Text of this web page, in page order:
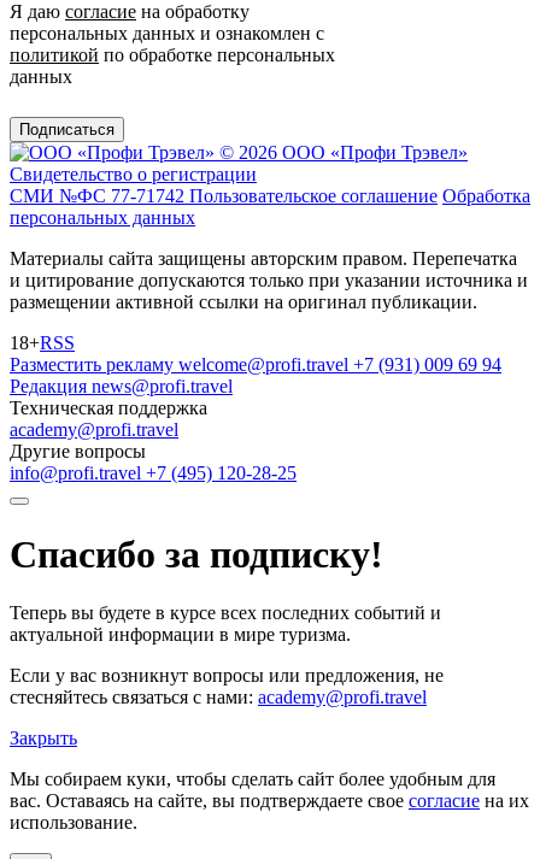
Я даю согласие на обработку
персональных данных и ознакомлен с
политикой по обработке персональных
данных
Подписаться
© 2026 ООО «Профи Трэвeл»
Свидетельство о регистрации
СМИ №ФС 77-71742 Пользовательское соглашение Обработка
персональных данных
Материалы сайта защищены авторским правом. Перепечатка
и цитирование допускаются только при указании источника и
размещении активной ссылки на оригинал публикации.
18+RSS
Разместить рекламу welcome@profi.travel +7 (931) 009 69 94
Редакция news@profi.travel
Техническая поддержка
academy@profi.travel
Другие вопросы
info@profi.travel +7 (495) 120-28-25
Спасибо за подписку!
Теперь вы будете в курсе всех последних событий и
актуальной информации в мире туризма.
Если у вас возникнут вопросы или предложения, не
стесняйтесь связаться с нами: academy@profi.travel
Закрыть
Мы собираем куки, чтобы сделать сайт более удобным для
вас. Оставаясь на сайте, вы подтверждаете свое согласие на их
использование.